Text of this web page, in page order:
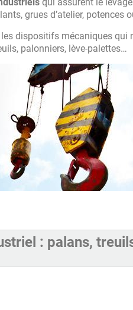
grues d’atelier,
dispositifs mécaniques qui
palonniers, lève-palettes…
: palans,